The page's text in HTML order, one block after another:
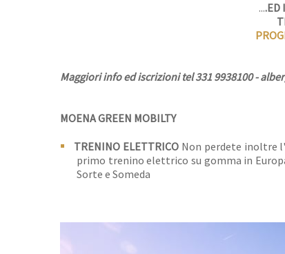
....ED
Maggiori info ed iscrizioni tel 331 9938100 -
MOENA GREEN MOBILTY
TRENINO ELETTRICONon perdete inoltre
primo trenino elettrico su gomma in
Sorte e Someda